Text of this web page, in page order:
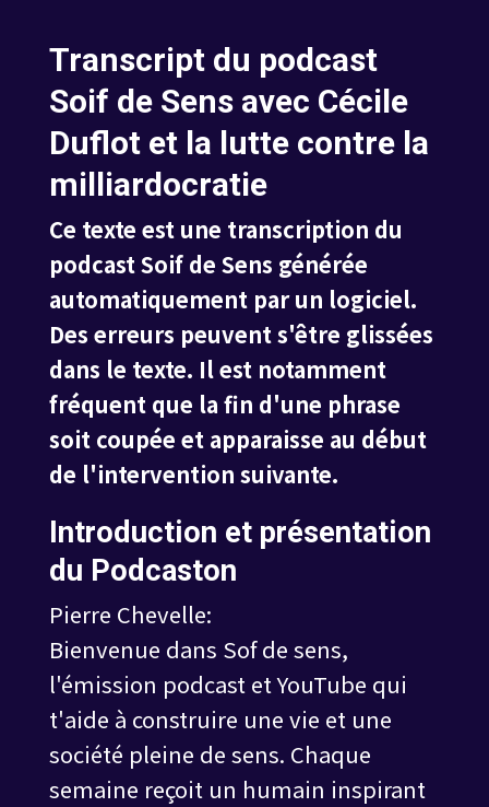
Transcript du podcast
Soif de Sens avec Cécile
Duflot et la lutte contre la
milliardocratie
Ce texte est une transcription du
podcast Soif de Sens générée
automatiquement par un logiciel.
Des erreurs peuvent s'être glissées
dans le texte. Il est notamment
fréquent que la fin d'une phrase
soit coupée et apparaisse au début
de l'intervention suivante.
Introduction et présentation
du Podcaston
Pierre Chevelle:
Bienvenue dans Sof de sens,
l'émission podcast et YouTube qui
t'aide à construire une vie et une
société pleine de sens. Chaque
semaine reçoit un humain inspirant